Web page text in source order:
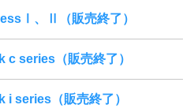
、Ⅱ（販売終了）
c series（販売終了）
i series（販売終了）